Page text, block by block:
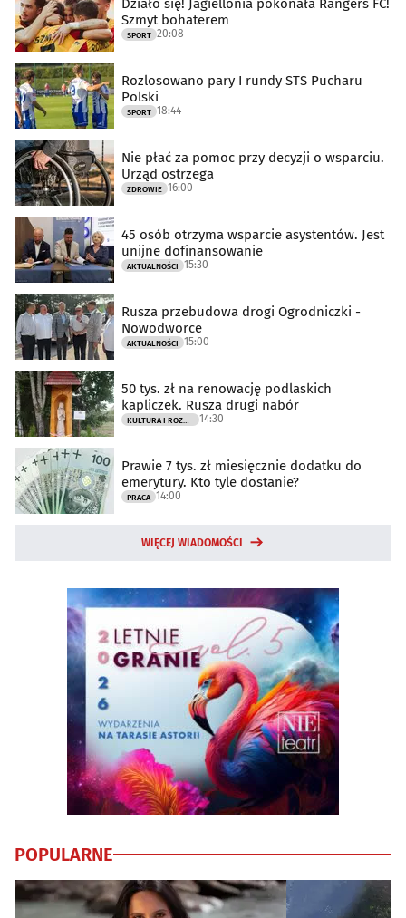
Działo się! Jagiellonia pokonała Rangers FC!
Szmyt bohaterem
SPORT 20:08
Rozlosowano pary I rundy STS Pucharu
Polski
SPORT 18:44
Nie płać za pomoc przy decyzji o wsparciu.
Urząd ostrzega
ZDROWIE 16:00
45 osób otrzyma wsparcie asystentów. Jest
unijne dofinansowanie
AKTUALNOŚCI 15:30
Rusza przebudowa drogi Ogrodniczki -
Nowodworce
AKTUALNOŚCI 15:00
50 tys. zł na renowację podlaskich
kapliczek. Rusza drugi nabór
KULTURA I ROZRYWKA 14:30
Prawie 7 tys. zł miesięcznie dodatku do
emerytury. Kto tyle dostanie?
PRACA 14:00
WIĘCEJ WIADOMOŚCI
POPULARNE